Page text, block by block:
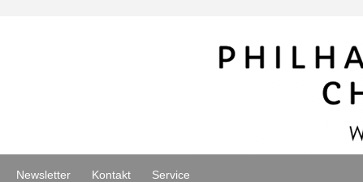
Newsletter Kontakt Service